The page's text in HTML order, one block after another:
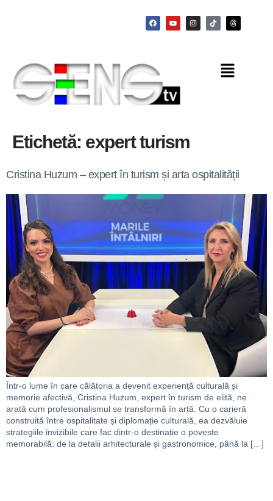
Etichetă: expert turism
Cristina Huzum – expert în turism și arta ospitalității
Într-o lume în care călătoria a devenit experiență culturală și
memorie afectivă, Cristina Huzum, expert în turism de elită, ne
arată cum profesionalismul se transformă în artă. Cu o carieră
construită între ospitalitate și diplomație culturală, ea dezvăluie
strategiile invizibile care fac dintr-o destinație o poveste
memorabilă: de la detalii arhitecturale și gastronomice, până la […]